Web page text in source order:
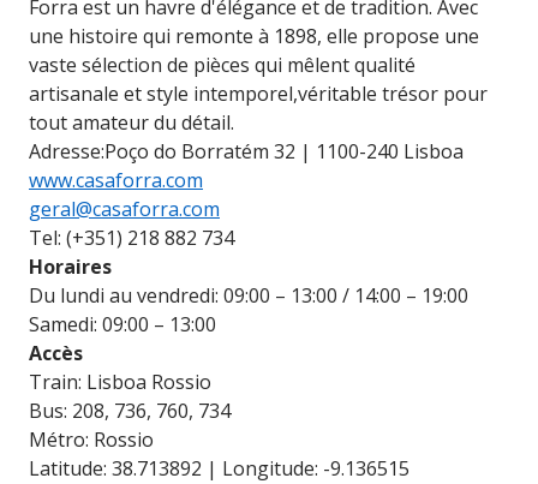
Forra est un havre d'élégance et de tradition. Avec
une histoire qui remonte à 1898, elle propose une
vaste sélection de pièces qui mêlent qualité
artisanale et style intemporel,véritable trésor pour
tout amateur du détail.
Adresse:Poço do Borratém 32 | 1100-240 Lisboa
www.casaforra.com
geral@casaforra.com
Tel: (+351) 218 882 734
Horaires
Du lundi au vendredi: 09:00 – 13:00 / 14:00 – 19:00
Samedi: 09:00 – 13:00
Accès
Train: Lisboa Rossio
Bus: 208, 736, 760, 734
Métro: Rossio
Latitude: 38.713892 | Longitude: -9.136515